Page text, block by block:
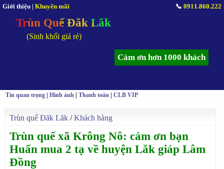
Giới thiệu | Khuyến mãi 📞 0911.860.222
Trùn Quế Đăk Lăk
(Sinh khối giá rẻ)
Cảm ơn hơn 1000 khách
Tin quan trọng |Hình ảnh |Thanh toán |CLB VIP
Trùn quế Đăk Lăk /Khách hàng
Trùn quế xã Krông Nô: cảm ơn bạn
Huấn mua 2 tạ về huyện Lăk giáp Lâm
Đồng